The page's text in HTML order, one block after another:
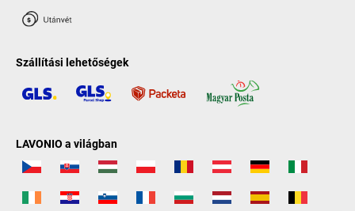
Szállítási lehetőségek
LAVONIO a világban